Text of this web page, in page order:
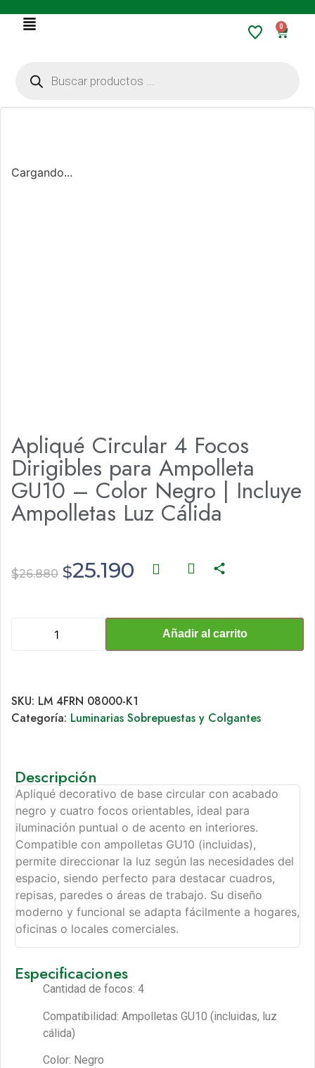
0
Cargando...
Apliqué Circular 4 Focos
Dirigibles para Ampolleta
GU10 – Color Negro | Incluye
Ampolletas Luz Cálida
$26.880 $25.190
Añadir al carrito
SKU: LM 4FRN 08000-K1
Categoría: Luminarias Sobrepuestas y Colgantes
Descripción
Apliqué decorativo de base circular con acabado
negro y cuatro focos orientables, ideal para
iluminación puntual o de acento en interiores.
Compatible con ampolletas GU10 (incluidas),
permite direccionar la luz según las necesidades del
espacio, siendo perfecto para destacar cuadros,
repisas, paredes o áreas de trabajo. Su diseño
moderno y funcional se adapta fácilmente a hogares,
oficinas o locales comerciales.
Especificaciones
Cantidad de focos: 4
Compatibilidad: Ampolletas GU10 (incluidas, luz
cálida)
Color: Negro